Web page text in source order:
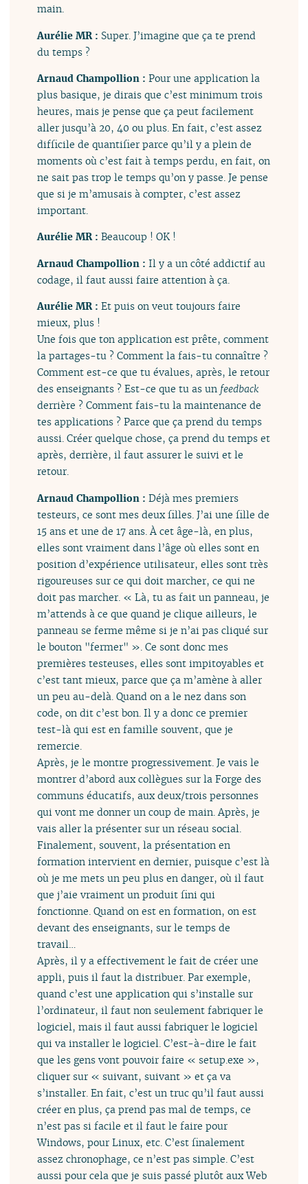
main.
Aurélie MR : Super. J’imagine que ça te prend
du temps ?
Arnaud Champollion :Pour une application la
plus basique, je dirais que c’est minimum trois
heures, mais je pense que ça peut facilement
aller jusqu’à 20, 40 ou plus. En fait, c’est assez
difficile de quantifier parce qu’il y a plein de
moments où c’est fait à temps perdu, en fait, on
ne sait pas trop le temps qu’on y passe. Je pense
que si je m’amusais à compter, c’est assez
important.
Aurélie MR :Beaucoup ! OK !
Arnaud Champollion :Il y a un côté addictif au
codage, il faut aussi faire attention à ça.
Aurélie MR :Et puis on veut toujours faire
mieux, plus !
Une fois que ton application est prête, comment
la partages-tu ? Comment la fais-tu connaître ?
Comment est-ce que tu évalues, après, le retour
des enseignants ? Est-ce que tu as un feedback
derrière ? Comment fais-tu la maintenance de
tes applications ? Parce que ça prend du temps
aussi. Créer quelque chose, ça prend du temps et
après, derrière, il faut assurer le suivi et le
retour.
Arnaud Champollion :Déjà mes premiers
testeurs, ce sont mes deux filles. J’ai une fille de
15 ans et une de 17 ans. À cet âge-là, en plus,
elles sont vraiment dans l’âge où elles sont en
position d’expérience utilisateur, elles sont très
rigoureuses sur ce qui doit marcher, ce qui ne
doit pas marcher. « Là, tu as fait un panneau, je
m’attends à ce que quand je clique ailleurs, le
panneau se ferme même si je n’ai pas cliqué sur
le bouton "fermer" ». Ce sont donc mes
premières testeuses, elles sont impitoyables et
c’est tant mieux, parce que ça m’amène à aller
un peu au-delà. Quand on a le nez dans son
code, on dit c’est bon. Il y a donc ce premier
test-là qui est en famille souvent, que je
remercie.
Après, je le montre progressivement. Je vais le
montrer d’abord aux collègues sur la Forge des
communs éducatifs, aux deux/trois personnes
qui vont me donner un coup de main. Après, je
vais aller la présenter sur un réseau social.
Finalement, souvent, la présentation en
formation intervient en dernier, puisque c’est là
où je me mets un peu plus en danger, où il faut
que j’aie vraiment un produit fini qui
fonctionne. Quand on est en formation, on est
devant des enseignants, sur le temps de
travail…
Après, il y a effectivement le fait de créer une
appli, puis il faut la distribuer. Par exemple,
quand c’est une application qui s’installe sur
l’ordinateur, il faut non seulement fabriquer le
logiciel, mais il faut aussi fabriquer le logiciel
qui va installer le logiciel. C’est-à-dire le fait
que les gens vont pouvoir faire « setup.exe »,
cliquer sur « suivant, suivant » et ça va
s’installer. En fait, c’est un truc qu’il faut aussi
créer en plus, ça prend pas mal de temps, ce
n’est pas si facile et il faut le faire pour
Windows, pour Linux, etc. C’est finalement
assez chronophage, ce n’est pas simple. C’est
aussi pour cela que je suis passé plutôt aux Web